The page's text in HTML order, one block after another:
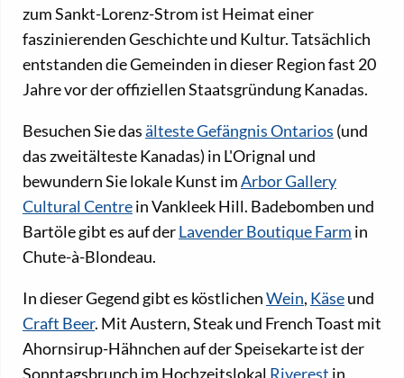
zum Sankt-Lorenz-Strom ist Heimat einer
faszinierenden Geschichte und Kultur. Tatsächlich
entstanden die Gemeinden in dieser Region fast 20
Jahre vor der offiziellen Staatsgründung Kanadas.
Besuchen Sie dasälteste Gefängnis Ontarios (und
das zweitälteste Kanadas) in L'Orignal und
bewundern Sie lokale Kunst imArbor Gallery
Cultural Centrein Vankleek Hill. Badebomben und
Bartöle gibt es auf derLavender Boutique Farm in
Chute-à-Blondeau.
In dieser Gegend gibt es köstlichenWein, Käseund
Craft Beer. Mit Austern, Steak und French Toast mit
Ahornsirup-Hähnchen auf der Speisekarte ist der
Sonntagsbrunch im Hochzeitslokal Riverest in